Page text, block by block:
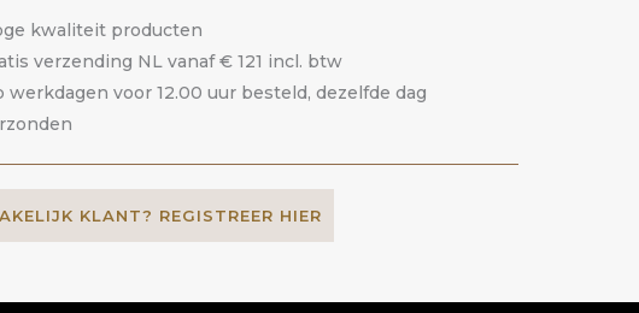
kwaliteit producten
verzending NL vanaf € 121 incl. btw
werkdagen voor 12.00 uur besteld, dezelfde dag
KLANT? REGISTREER HIER